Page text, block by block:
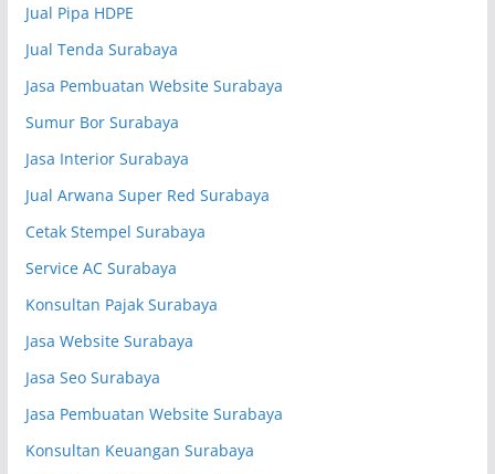
Jual Pipa HDPE
Jual Tenda Surabaya
Jasa Pembuatan Website Surabaya
Sumur Bor Surabaya
Jasa Interior Surabaya
Jual Arwana Super Red Surabaya
Cetak Stempel Surabaya
Service AC Surabaya
Konsultan Pajak Surabaya
Jasa Website Surabaya
Jasa Seo Surabaya
Jasa Pembuatan Website Surabaya
Konsultan Keuangan Surabaya